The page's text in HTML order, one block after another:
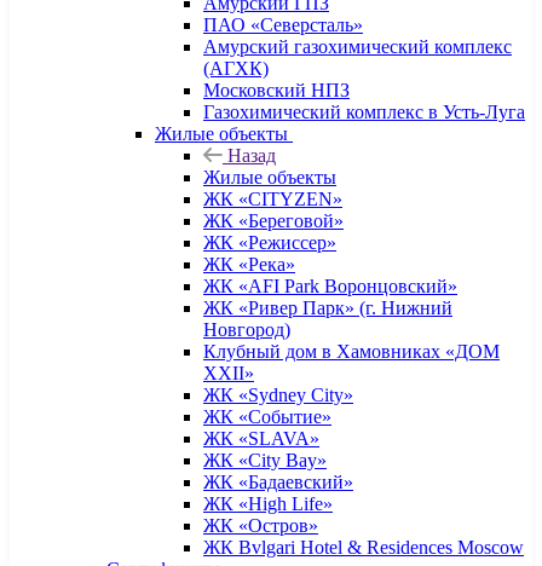
ПАО «Северсталь»
Амурский газохимический комплекс
(АГХК)
Московский НПЗ
Газохимический комплекс в Усть-Луга
Жилые объекты
Назад
Жилые объекты
ЖК «CITYZEN»
ЖК «Береговой»
ЖК «Режиссер»
ЖК «Река»
ЖК «AFI Park Воронцовский»
ЖК «Ривер Парк» (г. Нижний
Новгород)
Клубный дом в Хамовниках «ДОМ
XXII»
ЖК «Sydney City»
ЖК «Событие»
ЖК «SLAVA»
ЖК «City Bay»
ЖК «Бадаевский»
ЖК «High Life»
ЖК «Остров»
ЖК Bvlgari Hotel & Residences Moscow